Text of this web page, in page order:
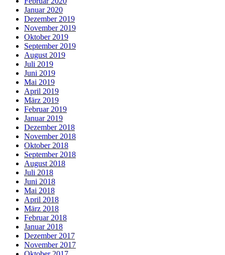
Januar 2020
Dezember 2019
November 2019
Oktober 2019
September 2019
August 2019
Juli 2019
Juni 2019
Mai 2019
April 2019
März 2019
Februar 2019
Januar 2019
Dezember 2018
November 2018
Oktober 2018
September 2018
August 2018
Juli 2018
Juni 2018
Mai 2018
April 2018
März 2018
Februar 2018
Januar 2018
Dezember 2017
November 2017